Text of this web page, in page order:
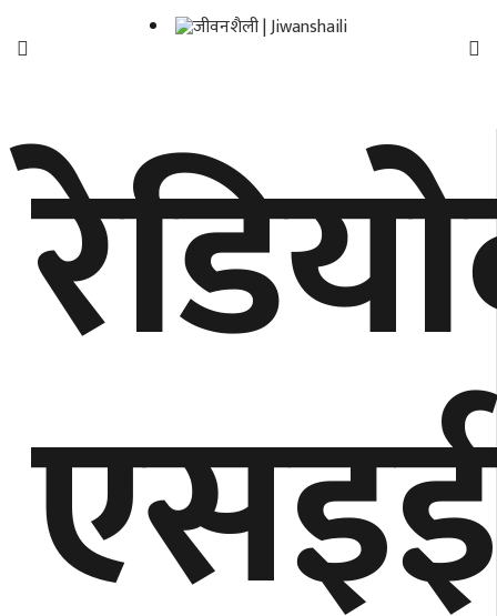
मनाेरञ्जन
शैली
गाँउघर
डायाेस्परा
हाम्राे